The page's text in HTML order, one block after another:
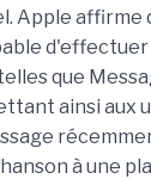
Apple affirme
d'effectuer
que
ainsi aux
à une